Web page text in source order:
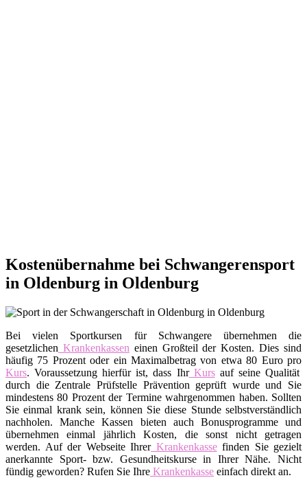
Kostenübernahme bei Schwangerensport
in Oldenburg in Oldenburg
Bei vielen Sportkursen für Schwangere übernehmen die
gesetzlichen Krankenkassen einen Großteil der Kosten. Dies sind
häufig 75 Prozent oder ein Maximalbetrag von etwa 80 Euro pro
Kurs. Voraussetzung hierfür ist, dass IhrKursauf seine Qualität
durch die Zentrale Prüfstelle Prävention geprüft wurde und Sie
mindestens 80 Prozent der Termine wahrgenommen haben. Sollten
Sie einmal krank sein, können Sie diese Stunde selbstverständlich
nachholen. Manche Kassen bieten auch Bonusprogramme und
übernehmen einmal jährlich Kosten, die sonst nicht getragen
werden. Auf der Webseite IhrerKrankenkassefinden Sie gezielt
anerkannte Sport- bzw. Gesundheitskurse in Ihrer Nähe. Nicht
fündig geworden? Rufen Sie Ihre Krankenkasse einfach direkt an.